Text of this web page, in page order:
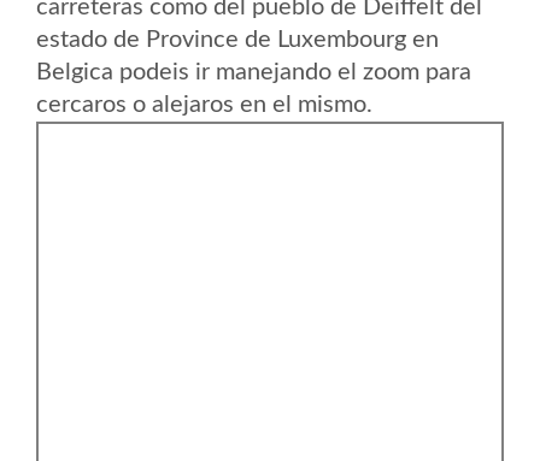
carreteras como del pueblo de Deiffelt del
estado de Province de Luxembourg en
Belgica podeis ir manejando el zoom para
cercaros o alejaros en el mismo.